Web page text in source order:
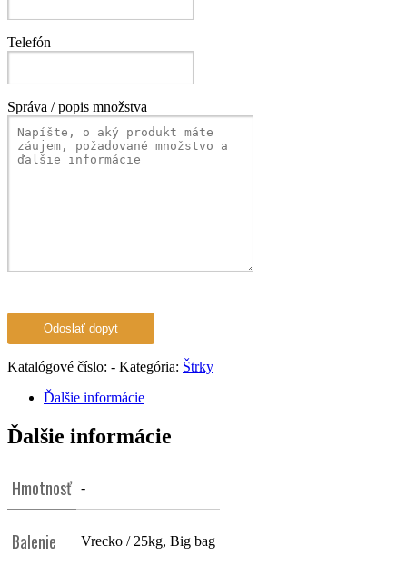
Telefón
Správa / popis množstva
Katalógové číslo: - Kategória: Štrky
Ďalšie informácie
Ďalšie informácie
Hmotnosť -
Balenie Vrecko / 25kg, Big bag